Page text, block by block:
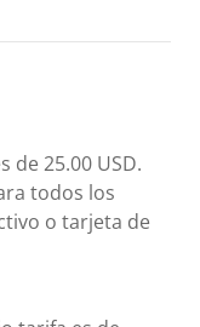
de 25.00 USD.
todos los
o tarjeta de